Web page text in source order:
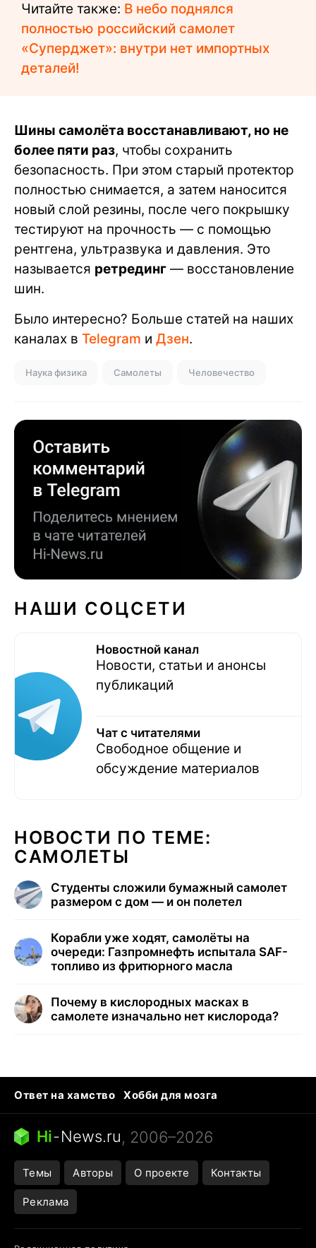
Читайте также: В небо поднялся
полностью российский самолет
«Суперджет»: внутри нет импортных
деталей!
Шины самолёта восстанавливают, но не
более пяти раз, чтобы сохранить
безопасность. При этом старый протектор
полностью снимается, а затем наносится
новый слой резины, после чего покрышку
тестируют на прочность — с помощью
рентгена, ультразвука и давления. Это
называется ретрединг — восстановление
шин.
Было интересно? Больше статей на наших
каналах в Telegram и Дзен.
Наука физика Самолеты Человечество
НАШИ СОЦСЕТИ
Новостной канал
Новости, статьи и анонсы
публикаций
Чат с читателями
Свободное общение и
обсуждение материалов
НОВОСТИ ПО ТЕМЕ:
САМОЛЕТЫ
Студенты сложили бумажный самолет
размером с дом — и он полетел
Корабли уже ходят, самолёты на
очереди: Газпромнефть испытала SAF-
топливо из фритюрного масла
Почему в кислородных масках в
самолете изначально нет кислорода?
Ответ на хамство
Хобби для мозга
Бензин 100 и 95
Тунцы в океанариуме
Следующая пандемия
Hi-News.ru, 2006–2026
Темы Авторы О проекте Контакты
Реклама